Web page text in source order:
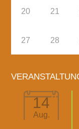
20 21
27 28
14
Aug.